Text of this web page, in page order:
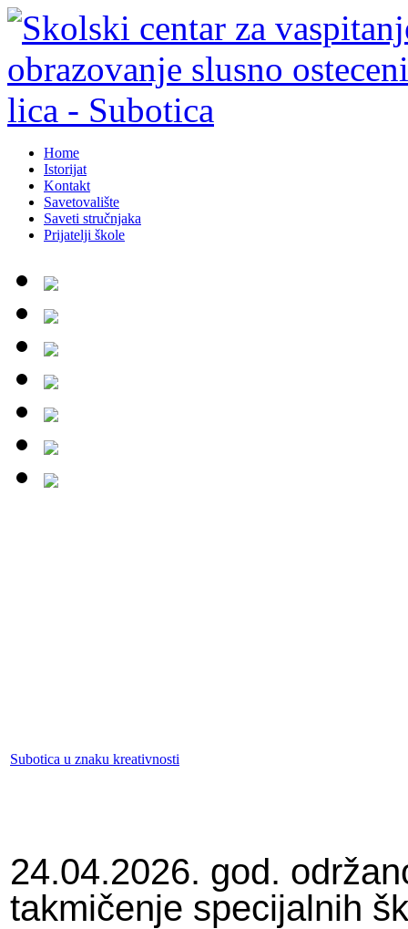
Home
Istorijat
Kontakt
Savetovalište
Saveti stručnjaka
Prijatelji škole
Subotica u znaku kreativnosti
24.04.2026. god.
takmičenje specijalnih